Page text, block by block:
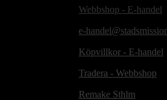
Webbshop - E-handel
e-
Köpvillkor - E-handel
Tradera - Webbshop
Remake Sthlm